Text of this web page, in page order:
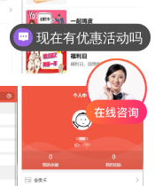
现在有优惠活动吗